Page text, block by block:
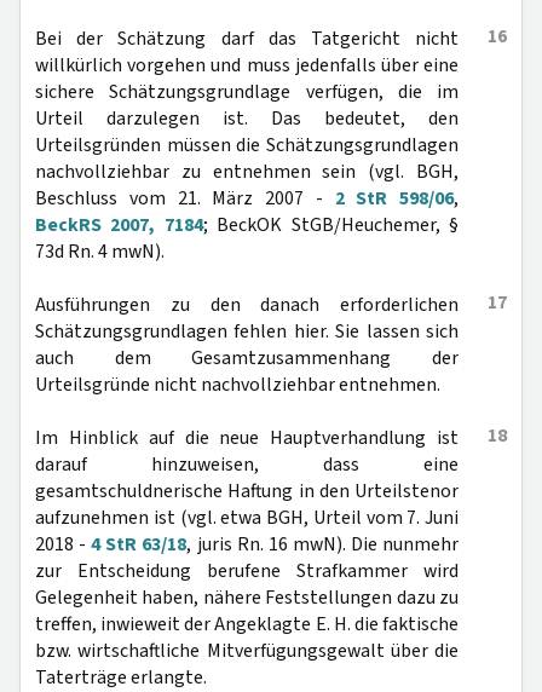
16
Bei der Schätzung darf das Tatgericht nicht
willkürlich vorgehen und muss jedenfalls über eine
sichere Schätzungsgrundlage verfügen, die im
Urteil darzulegen ist. Das bedeutet, den
Urteilsgründen müssen die Schätzungsgrundlagen
nachvollziehbar zu entnehmen sein (vgl. BGH,
Beschluss vom 21. März 2007 - 2 StR 598/06,
BeckRS 2007, 7184; BeckOK StGB/Heuchemer, §
73d Rn. 4 mwN).
17
Ausführungen zu den danach erforderlichen
Schätzungsgrundlagen fehlen hier. Sie lassen sich
auch dem Gesamtzusammenhang der
Urteilsgründe nicht nachvollziehbar entnehmen.
18
Im Hinblick auf die neue Hauptverhandlung ist
darauf hinzuweisen, dass eine
gesamtschuldnerische Haftung in den Urteilstenor
aufzunehmen ist (vgl. etwa BGH, Urteil vom 7. Juni
2018 -4 StR 63/18, juris Rn. 16 mwN). Die nunmehr
zur Entscheidung berufene Strafkammer wird
Gelegenheit haben, nähere Feststellungen dazu zu
treffen, inwieweit der Angeklagte E. H. die faktische
bzw. wirtschaftliche Mitverfügungsgewalt über die
Taterträge erlangte.